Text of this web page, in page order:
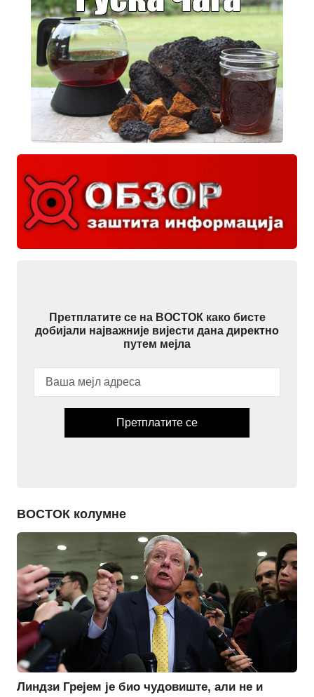
Претплатите се на ВОСТОК како бисте
добијали најважније вијести дана директно
путем мејла
Претплатите се
ВОСТОК колумне
Линдзи Грејем је био чудовиште, али не и